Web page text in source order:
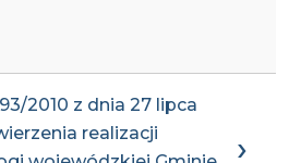
2010 z dnia 27 lipca
realizacji